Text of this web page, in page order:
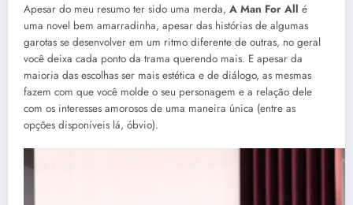
Apesar do meu resumo ter sido uma merda, A Man For All é
uma novel bem amarradinha, apesar das histórias de algumas
garotas se desenvolver em um ritmo diferente de outras, no geral
você deixa cada ponto da trama querendo mais. E apesar da
maioria das escolhas ser mais estética e de diálogo, as mesmas
fazem com que você molde o seu personagem e a relação dele
com os interesses amorosos de uma maneira única (entre as
opções disponíveis lá, óbvio).